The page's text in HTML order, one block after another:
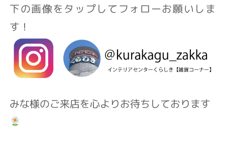
下の画像をタップしてフォローお願いしま
す！
みな様のご来店を心よりお待ちしております